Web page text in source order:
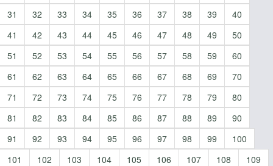
31
32 33 34 35 36 37 38 39
40
41
42 43 44 45 46 47 48 49
50
51
52 53 54 55 56 57 58 59
60
61
62 63 64 65 66 67 68 69
70
71
72 73 74 75 76 77 78 79
80
81
82 83 84 85 86 87 88 89
90
91
92 93 94 95 96 97 98 99
100
101
102 103 104 105 106 107 108
109